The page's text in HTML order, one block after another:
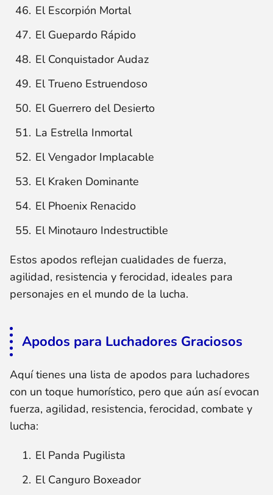
El Escorpión Mortal
El Guepardo Rápido
El Conquistador Audaz
El Trueno Estruendoso
El Guerrero del Desierto
La Estrella Inmortal
El Vengador Implacable
El Kraken Dominante
El Phoenix Renacido
El Minotauro Indestructible
Estos apodos reflejan cualidades de fuerza,
agilidad, resistencia y ferocidad, ideales para
personajes en el mundo de la lucha.
Apodos para Luchadores Graciosos
Aquí tienes una lista de apodos para luchadores
con un toque humorístico, pero que aún así evocan
fuerza, agilidad, resistencia, ferocidad, combate y
lucha:
El Panda Pugilista
El Canguro Boxeador